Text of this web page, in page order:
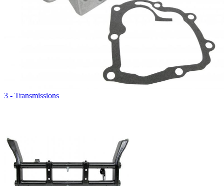
3 - Transmissions